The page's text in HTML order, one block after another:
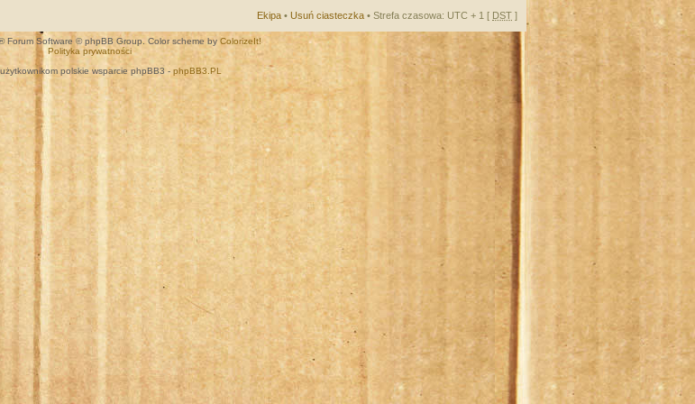
Ekipa • Usuń ciasteczka • Strefa czasowa: UTC + 1 [ DST ]
Forum Software © phpBB Group. Color scheme by ColorizeIt!
Polityka prywatności
polskie wsparcie phpBB3 - phpBB3.PL